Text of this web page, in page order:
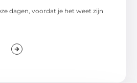
dagen, voordat je het weet zijn